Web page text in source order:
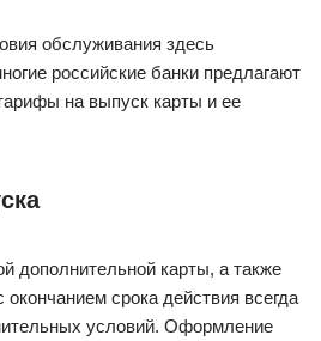
обслуживания здесь
российские банки предлагают
на выпуск карты и ее
дополнительной карты, а также
срока действия всегда
условий. Оформление